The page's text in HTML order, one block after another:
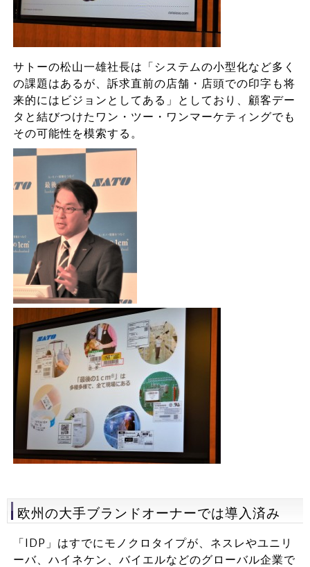
サトーの松山一雄社長は「システムの小型化など多く
の課題はあるが、訴求直前の店舗・店頭での印字も将
来的にはビジョンとしてある」としており、顧客デー
タと結びつけたワン・ツー・ワンマーケティングでも
その可能性を模索する。
欧州の大手ブランドオーナーでは導入済み
「IDP」はすでにモノクロタイプが、ネスレやユニリ
ーバ、ハイネケン、バイエルなどのグローバル企業で